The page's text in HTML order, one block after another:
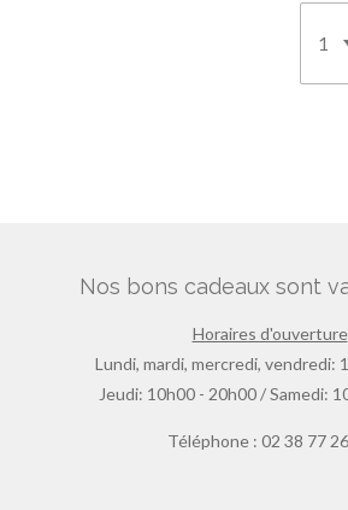
Nos bons cadeaux sont
Horaires d'ouverture
Lundi, mardi, mercredi, vendredi:
Jeudi: 10h00 - 20h00 / Samedi:
Téléphone : 02 38 77